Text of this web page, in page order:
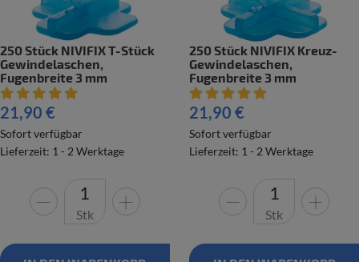
250 Stück NIVIFIX T-Stück
Gewindelaschen,
Fugenbreite 3 mm
Artikelbewertung: 5 von 5 Sterne
21,90 €
Sofort verfügbar
Lieferzeit: 1 - 2 Werktage
Stk
250 Stück NIVIFIX Kreuz-
Gewindelaschen,
Fugenbreite 3 mm
Artikelbewertung: 5 von 5
21,90 €
Sofort verfügbar
Lieferzeit: 1 - 2 Werktage
Stk